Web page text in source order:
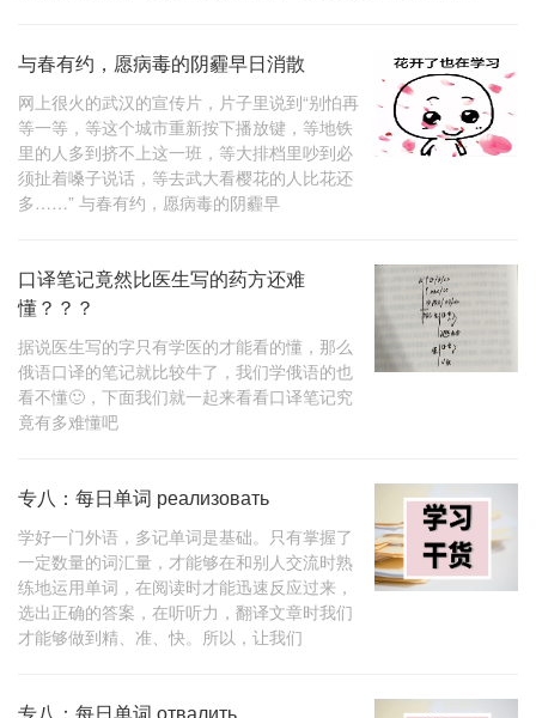
与春有约，愿病毒的阴霾早日消散
网上很火的武汉的宣传片，片子里说到“别怕再
等一等，等这个城市重新按下播放键，等地铁
里的人多到挤不上这一班，等大排档里吵到必
须扯着嗓子说话，等去武大看樱花的人比花还
多……” 与春有约，愿病毒的阴霾早
口译笔记竟然比医生写的药方还难
懂？？？
据说医生写的字只有学医的才能看的懂，那么
俄语口译的笔记就比较牛了，我们学俄语的也
看不懂🙂，下面我们就一起来看看口译笔记究
竟有多难懂吧
专八：每日单词 реализовать
学好一门外语，多记单词是基础。只有掌握了
一定数量的词汇量，才能够在和别人交流时熟
练地运用单词，在阅读时才能迅速反应过来，
选出正确的答案，在听听力，翻译文章时我们
才能够做到精、准、快。所以，让我们